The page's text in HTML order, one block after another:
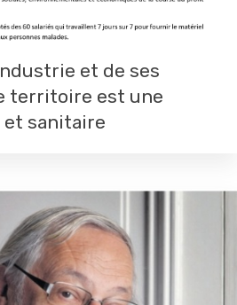
et de ses
territoire est une
et sanitaire